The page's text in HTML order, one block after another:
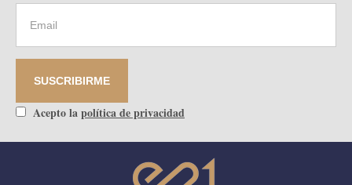
Acepto lapolítica de privacidad